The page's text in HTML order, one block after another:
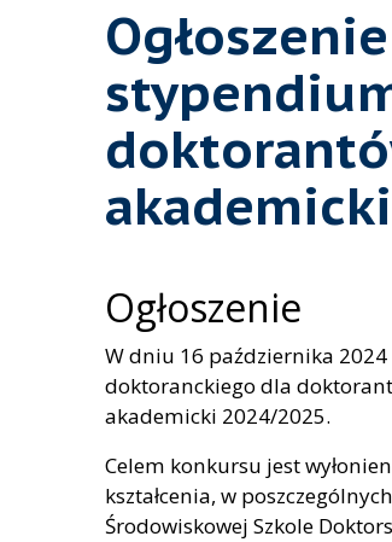
Ogłoszenie
W dniu 16 października 2024
doktoranckiego dla
akademicki 2024/2025.
Celem konkursu jest
kształcenia, w
Środowiskowej Szkole